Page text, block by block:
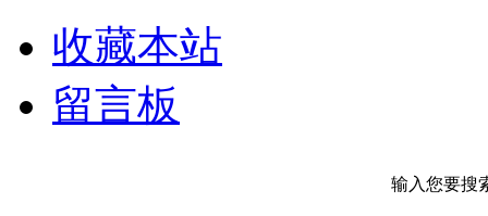
收藏本站
留言板
输入您要搜